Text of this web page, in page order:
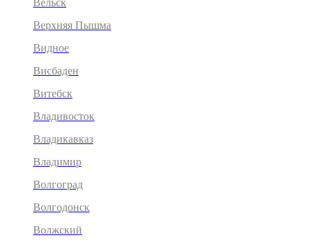
Вельск
Верхняя Пышма
Видное
Висбаден
Витебск
Владивосток
Владикавказ
Владимир
Волгоград
Волгодонск
Волжский